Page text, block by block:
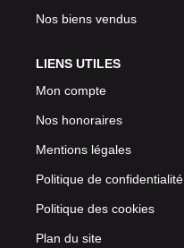
Nos biens vendus
LIENS UTILES
Mon compte
Nos honoraires
Mentions légales
Politique de confidentialité
Politique des cookies
Plan du site